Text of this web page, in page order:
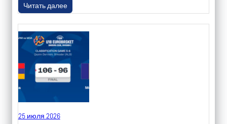
Читать далее
25 июля 2026